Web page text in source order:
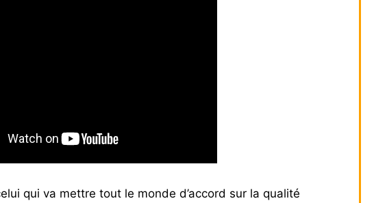
qui va mettre tout le monde d’accord sur la qualité